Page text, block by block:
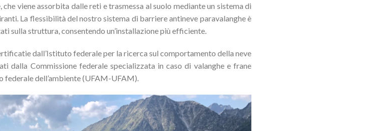
viene assorbita dalle reti e trasmessa al suolo mediante un sistema di
La flessibilità del nostro sistema di barriere antineve paravalanghe è
sulla struttura, consentendo un’installazione più efficiente.
dall’Istituto federale per la ricerca sul comportamento della neve
dalla Commissione federale specializzata in caso di valanghe e frane
federale dell’ambiente (UFAM-UFAM).